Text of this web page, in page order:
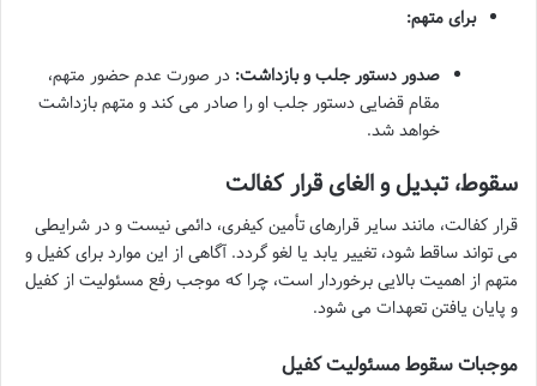
برای متهم:
صدور دستور جلب و بازداشت: در صورت عدم حضور متهم،
مقام قضایی دستور جلب او را صادر می کند و متهم بازداشت
خواهد شد.
سقوط، تبدیل و الغای قرار کفالت
قرار کفالت، مانند سایر قرارهای تأمین کیفری، دائمی نیست و در شرایطی
می تواند ساقط شود، تغییر یابد یا لغو گردد. آگاهی از این موارد برای کفیل و
متهم از اهمیت بالایی برخوردار است، چرا که موجب رفع مسئولیت از کفیل
و پایان یافتن تعهدات می شود.
موجبات سقوط مسئولیت کفیل